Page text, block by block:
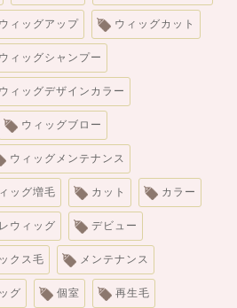
ウィッグアップ ウィッグカット
ウィッグシャンプー
ウィッグデザインカラー
ウィッグブロー
ウィッグメンテナンス
ッグ増毛 カット カラー
ウィッグ デビュー
クス毛 メンテナンス
グ 個室 再生毛